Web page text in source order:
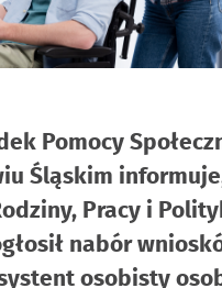
Pomocy
Śląskim
Pracy i
nabór
osobisty